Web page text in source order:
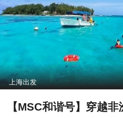
上海出发
【MSC和谐号】穿越